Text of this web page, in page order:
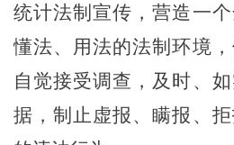
统计法制宣传，营造一个
懂法、用法的法制环境
自觉接受调查，及时、
据，制止虚报、瞒报、